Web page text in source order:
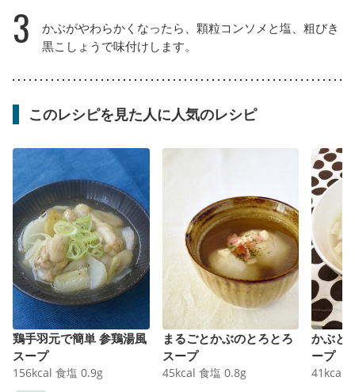
3
かぶがやわらかくなったら、顆粒コンソメと塩、粗びき
黒こしょうで味付けします。
このレシピを見た人に人気のレシピ
鶏手羽元で簡単 参鶏湯風
スープ
156kcal 食塩 0.9g
まるごとかぶのとろとろ
スープ
45kcal 食塩 0.8g
かぶと
ープ
41 kcal